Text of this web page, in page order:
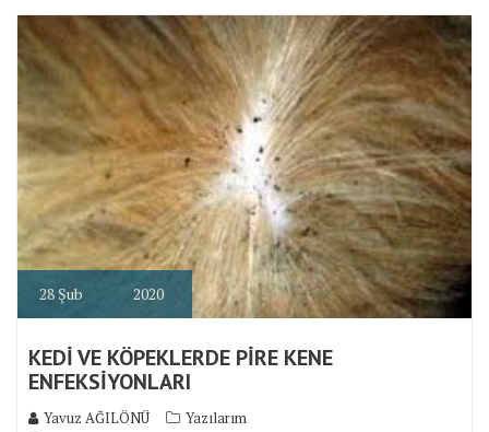
28Şub 2020
KEDİ VE KÖPEKLERDE PİRE KENE
ENFEKSİYONLARI
Yavuz AĞILÖNÜ
Yazılarım